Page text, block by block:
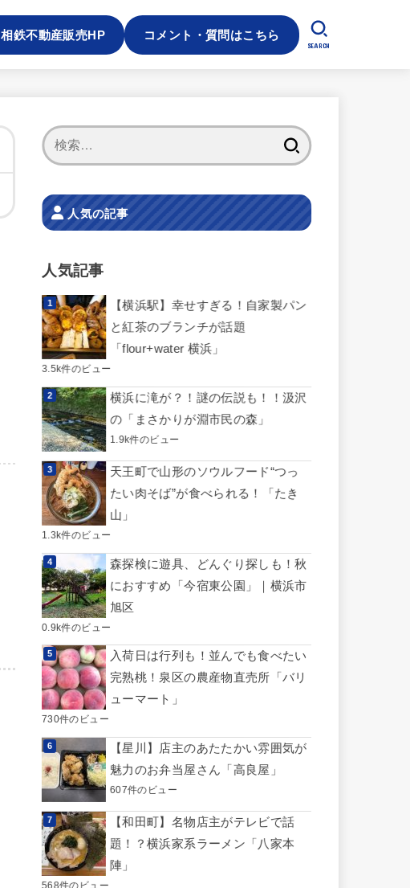
相鉄不動産販売HP コメント・質問はこちら
SEARCH
人気の記事
人気記事
【横浜駅】幸せすぎる！自家製パン
と紅茶のブランチが話題
「flour+water 横浜」
3.5k件のビュー
横浜に滝が？！謎の伝説も！！汲沢
の「まさかりが淵市民の森」
1.9k件のビュー
天王町で山形のソウルフード“つっ
たい肉そば”が食べられる！「たき
山」
1.3k件のビュー
森探検に遊具、どんぐり探しも！秋
におすすめ「今宿東公園」｜横浜市
旭区
0.9k件のビュー
入荷日は行列も！並んでも食べたい
完熟桃！泉区の農産物直売所「バリ
ューマート」
730件のビュー
【星川】店主のあたたかい雰囲気が
魅力のお弁当屋さん「高良屋」
607件のビュー
【和田町】名物店主がテレビで話
題！？横浜家系ラーメン「八家本
陣」
568件のビュー